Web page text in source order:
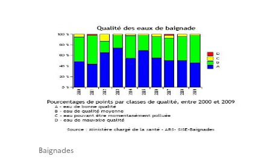
Baignades